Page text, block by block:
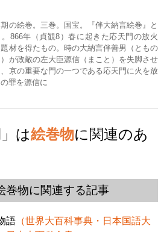
の絵巻。三巻。国宝。『伴大納言絵巻』と
。866年（貞観8）春に起きた応天門の放火
材を得たもの。時の大納言伴善男（ともの
が政敵の左大臣源信（まこと）を失脚させ
京の重要な門の一つである応天門に火を放
罪を源信に
は絵巻物に関連のあ
巻物に関連する記事
語 （世界大百科事典・日本国語大